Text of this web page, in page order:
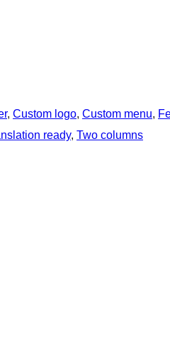
, Custom logo, Custom menu,
ready, Two columns